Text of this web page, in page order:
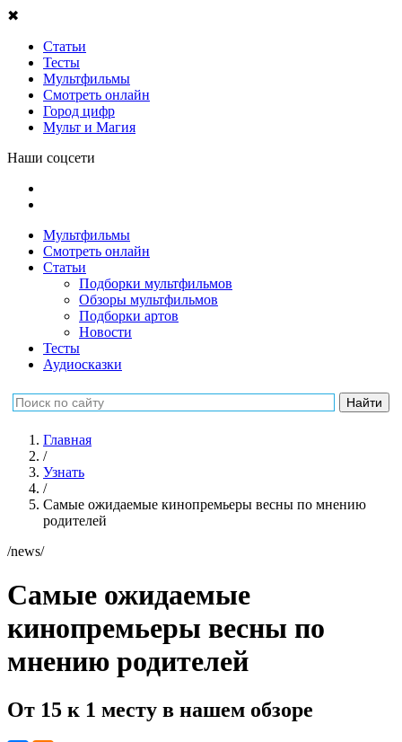
✖
Статьи
Тесты
Мультфильмы
Смотреть онлайн
Город цифр
Мульт и Магия
Наши соцсети
Мультфильмы
Смотреть онлайн
Статьи
Подборки мультфильмов
Обзоры мультфильмов
Подборки артов
Новости
Тесты
Аудиосказки
Главная
/
Узнать
/
Самые ожидаемые кинопремьеры весны по мнению
родителей
/news/
Самые ожидаемые
кинопремьеры весны по
мнению родителей
От 15 к 1 месту в нашем обзоре